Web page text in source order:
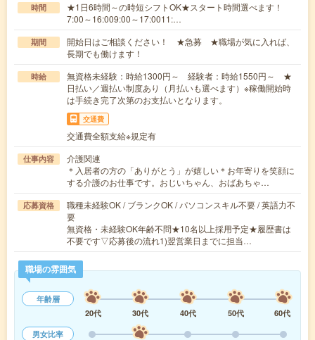
時間
★1日6時間～の時短シフトOK★スタート時間選べます！
7:00～16:009:00～17:0011:…
期間
開始日はご相談ください！ ★急募 ★職場が気に入れば、
長期でも働けます！
時給
無資格未経験：時給1300円～ 経験者：時給1550円～ ★
日払い／週払い制度あり（月払いも選べます）※稼働開始時
は手続き完了次第のお支払いとなります。
交通費
交通費全額支給※規定有
仕事内容
介護関連
＊入居者の方の「ありがとう」が嬉しい＊お年寄りを笑顔に
する介護のお仕事です。おじいちゃん、おばあちゃ…
応募資格
職種未経験OK / ブランクOK / パソコンスキル不要 / 英語力不
要
無資格・未経験OK年齢不問★10名以上採用予定★履歴書は
不要です▽応募後の流れ1)翌営業日までに担当…
職場の雰囲気
年齢層
20代
30代 40代 50代
60代
男女比率